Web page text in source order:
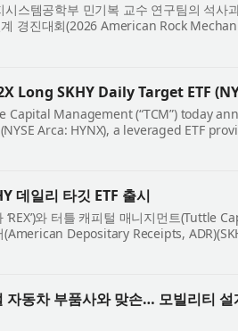
스템공학부 민기복 교수 연구팀의 석사
계 경진대회(2026 American Rock
했다고 밝혔다. 미...
Long SKHY Daily Target ETF
Capital Management (“TCM”) today
Arca: HYNX), a leveraged ETF
(ADRs) (...
데일리 타깃 ETF 출시
와 터틀 캐피털 매니지먼트(Tuttle
Depositary Receipts,
롱 SKHY...
동차 부품사와 맞손… 모빌리티 설